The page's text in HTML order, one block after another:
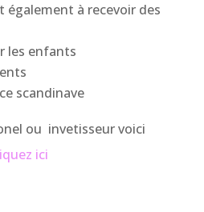
également à recevoir des
les enfants
scandinave
ou invetisseur voici
ici